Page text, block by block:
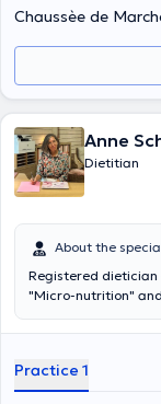
Chaussèe de
Anne
Dietitian
About the
Registered
"Micro-nutrition"
complementary
pleased to welcome
food rebalancing,
Practice 1